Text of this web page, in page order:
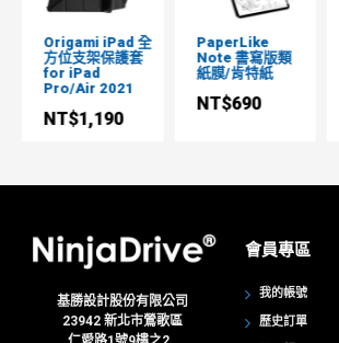
Origami iPad 全
方位支架保護套
for iPad
Pro/Air 2021
NT$1,190
PaperLike
Note 書寫版類
紙膜/肯特紙
NT$690
基勝設計股份有限公司
23942 新北市鶯歌區
會員專區
我的帳號
歷史訂單